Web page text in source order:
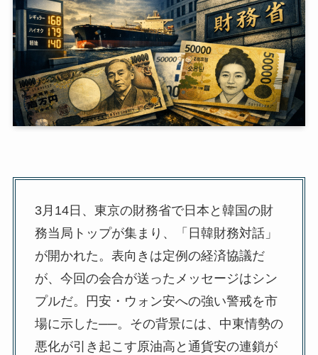
3月14日、東京の財務省で日本と韓国の財
務当局トップが集まり、「日韓財務対話」
が開かれた。表向きは定例の経済協議だ
が、今回の会合が送ったメッセージはシン
プルだ。円安・ウォン安への強い警戒を市
場に示した──。その背景には、中東情勢の
悪化が引き起こす原油高と通貨安の連鎖が